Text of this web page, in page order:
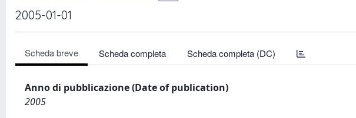
2005-01-01
Scheda breve Scheda completa Scheda completa (DC)
Anno di pubblicazione (Date of publication)
2005